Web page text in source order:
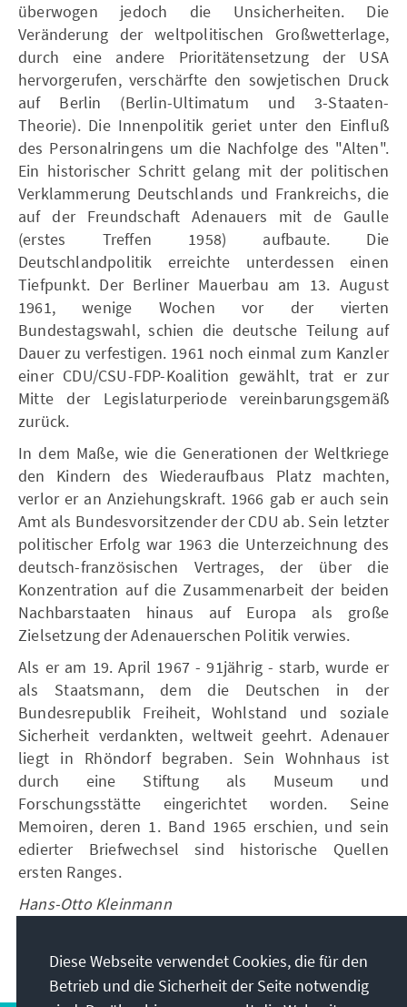
überwogen jedoch die Unsicherheiten. Die
Veränderung der weltpolitischen Großwetterlage,
durch eine andere Prioritätensetzung der USA
hervorgerufen, verschärfte den sowjetischen Druck
auf Berlin (Berlin-Ultimatum und 3-Staaten-
Theorie). Die Innenpolitik geriet unter den Einfluß
des Personalringens um die Nachfolge des "Alten".
Ein historischer Schritt gelang mit der politischen
Verklammerung Deutschlands und Frankreichs, die
auf der Freundschaft Adenauers mit de Gaulle
(erstes Treffen 1958) aufbaute. Die
Deutschlandpolitik erreichte unterdessen einen
Tiefpunkt. Der Berliner Mauerbau am 13. August
1961, wenige Wochen vor der vierten
Bundestagswahl, schien die deutsche Teilung auf
Dauer zu verfestigen. 1961 noch einmal zum Kanzler
einer CDU/CSU-FDP-Koalition gewählt, trat er zur
Mitte der Legislaturperiode vereinbarungsgemäß
zurück.
In dem Maße, wie die Generationen der Weltkriege
den Kindern des Wiederaufbaus Platz machten,
verlor er an Anziehungskraft. 1966 gab er auch sein
Amt als Bundesvorsitzender der CDU ab. Sein letzter
politischer Erfolg war 1963 die Unterzeichnung des
deutsch-französischen Vertrages, der über die
Konzentration auf die Zusammenarbeit der beiden
Nachbarstaaten hinaus auf Europa als große
Zielsetzung der Adenauerschen Politik verwies.
Als er am 19. April 1967 - 91jährig - starb, wurde er
als Staatsmann, dem die Deutschen in der
Bundesrepublik Freiheit, Wohlstand und soziale
Sicherheit verdankten, weltweit geehrt. Adenauer
liegt in Rhöndorf begraben. Sein Wohnhaus ist
durch eine Stiftung als Museum und
Forschungsstätte eingerichtet worden. Seine
Memoiren, deren 1. Band 1965 erschien, und sein
edierter Briefwechsel sind historische Quellen
ersten Ranges.
Hans-Otto Kleinmann
Diese Webseite verwendet Cookies, die für den
Betrieb und die Sicherheit der Seite notwendig